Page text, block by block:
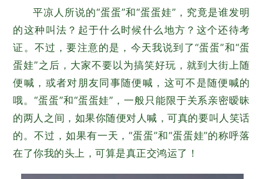
平凉人所说的“蛋蛋”和“蛋蛋娃”，究竟是谁发明
的这种叫法？起于什么时候什么地方？这个还待考
证。不过，要注意的是，今天我说到了“蛋蛋”和“蛋
蛋娃”之后，大家不要以为搞笑好玩，就到大街上随
便喊，或者对朋友同事随便喊，这可不是随便喊的
哦。“蛋蛋”和“蛋蛋娃”，一般只能限于关系亲密暧昧
的两人之间，如果你随便对人喊，可真的要叫人笑话
的。不过，如果有一天，“蛋蛋”和“蛋蛋娃”的称呼落
在了你我的头上，可算是真正交鸿运了！